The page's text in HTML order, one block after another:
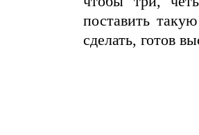
поставить
сделать, готов